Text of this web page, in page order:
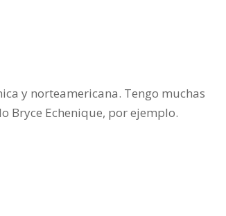
y norteamericana. Tengo muchas
Bryce Echenique, por ejemplo.